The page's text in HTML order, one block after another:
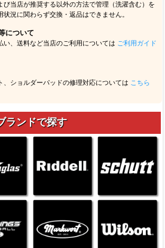
び当店が推奨する以外の方法で管理（洗濯含む）を
況に関わらず交換・返品はできません。
について
い、送料など当店のご利用については ご利用ガイド
、ショルダーパッドの修理対応については こちら
ランドで探す